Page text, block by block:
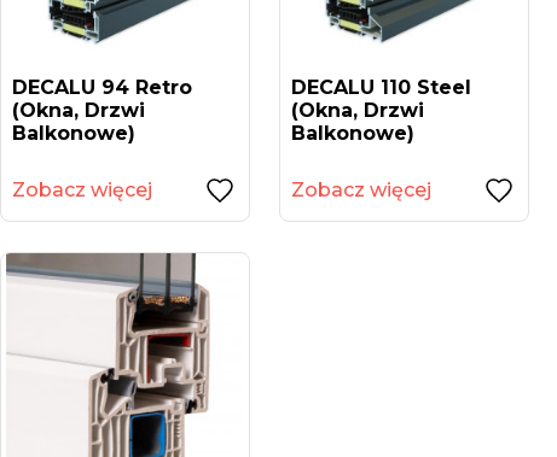
DECALU 94 Retro
(okna, Drzwi
Balkonowe)
Zobacz więcej
DECALU 110 Steel
(okna, Drzwi
Balkonowe)
Zobacz więcej